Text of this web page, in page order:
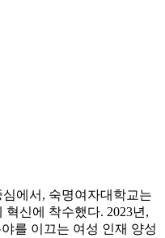
에서, 숙명여자대학교는
신에 착수했다. 2023년,
를 이끄는 여성 인재 양성